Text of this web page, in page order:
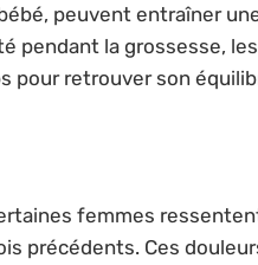
peuvent entraîner
pendant la grossesse,
pour retrouver son
femmes
précédents. Ces